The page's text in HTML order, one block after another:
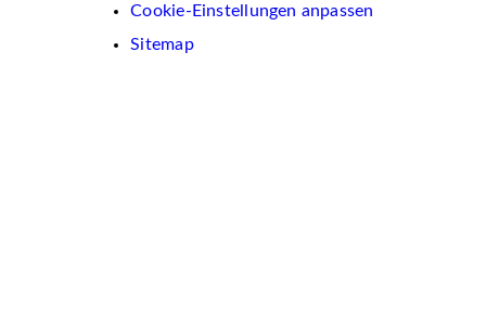
Cookie-Einstellungen anpassen
Sitemap